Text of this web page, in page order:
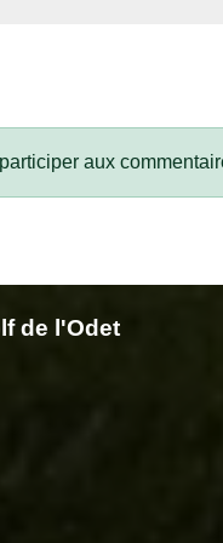
aux
de l'Odet